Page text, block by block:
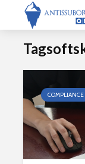
COMPLIANCE